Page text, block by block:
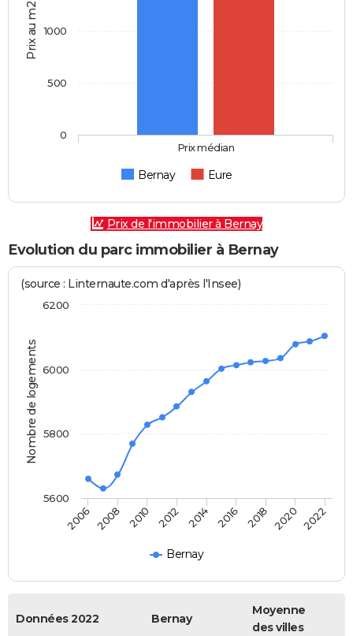
Prix au m2
Bernay Eure
Prix médian
0
500
1000
Prix de l'immobilier à Bernay
Evolution du parc immobilier à Bernay
Nombre de logements
(source : Linternaute.com d'après l'Insee)
Bernay
2006 2008 2010 2012 2014 2016 2018 2020 2022
5600
5800
6000
6200
Données 2022 Bernay
Moyenne
des villes